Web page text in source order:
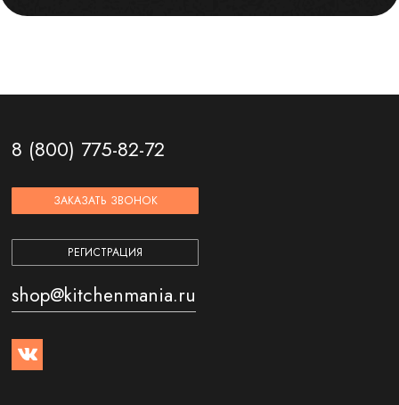
8 (800) 775-82-72
ЗАКАЗАТЬ ЗВОНОК
РЕГИСТРАЦИЯ
shop@kitchenmania.ru